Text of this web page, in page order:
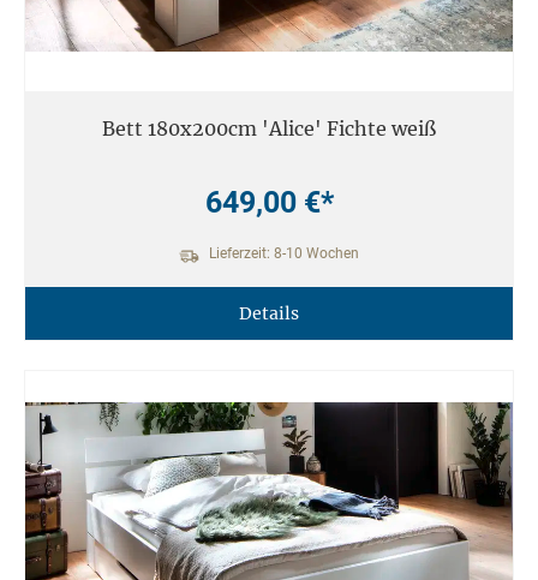
Bett 180x200cm 'Alice' Fichte weiß
649,00 €*
Lieferzeit: 8-10 Wochen
Details